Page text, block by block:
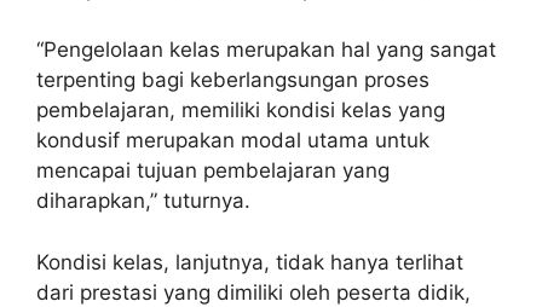
“Pengelolaan kelas merupakan hal yang sangat
terpenting bagi keberlangsungan proses
pembelajaran, memiliki kondisi kelas yang
kondusif merupakan modal utama untuk
mencapai tujuan pembelajaran yang
diharapkan,” tuturnya.
Kondisi kelas, lanjutnya, tidak hanya terlihat
dari prestasi yang dimiliki oleh peserta didik,